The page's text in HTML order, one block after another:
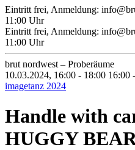
Eintritt frei, Anmeldung:
11:00 Uhr
Eintritt frei, Anmeldung:
11:00 Uhr
brut nordwest – Proberäume
10.03.2024, 16:00 - 18:00 16:00
imagetanz 2024
Handle with
HUGGY